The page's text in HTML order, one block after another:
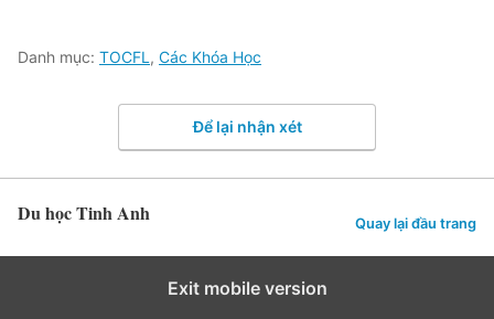
Danh mục: TOCFL , Các Khóa Học
Để lại nhận xét
Du học Tinh Anh Quay lại đầu trang
Exit mobile version